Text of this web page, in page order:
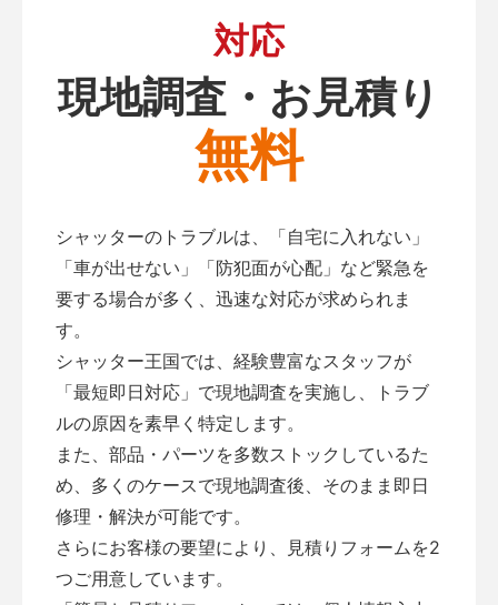
対応
現地調査・お見積り
無料
シャッターのトラブルは、「自宅に入れない」
「車が出せない」「防犯面が心配」など緊急を
要する場合が多く、迅速な対応が求められま
す。
シャッター王国では、経験豊富なスタッフが
「最短即日対応」で現地調査を実施し、トラブ
ルの原因を素早く特定します。
また、部品・パーツを多数ストックしているた
め、多くのケースで現地調査後、そのまま即日
修理・解決が可能です。
さらにお客様の要望により、見積りフォームを2
つご用意しています。